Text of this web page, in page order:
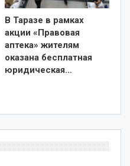
В Таразе в рамках
акции «Правовая
аптека» жителям
оказана бесплатная
юридическая…